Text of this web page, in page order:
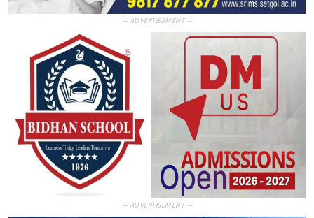
— ADVERTISEMENT —
— ADVERTISEMENT —